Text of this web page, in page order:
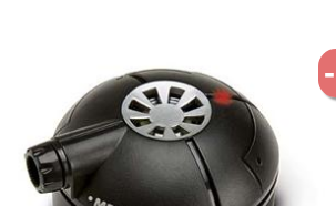
>